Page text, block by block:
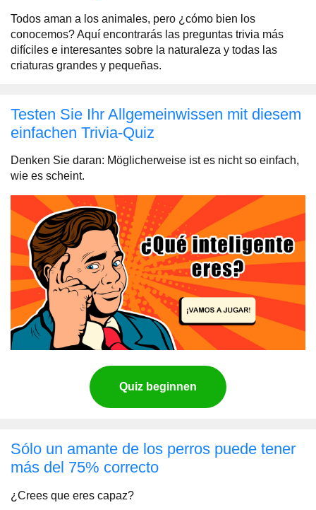
Todos aman a los animales, pero ¿cómo bien los
conocemos? Aquí encontrarás las preguntas trivia más
difíciles e interesantes sobre la naturaleza y todas las
criaturas grandes y pequeñas.
Testen Sie Ihr Allgemeinwissen mit diesem
einfachen Trivia-Quiz
Denken Sie daran: Möglicherweise ist es nicht so einfach,
wie es scheint.
Quiz beginnen
Sólo un amante de los perros puede tener
más del 75% correcto
¿Crees que eres capaz?